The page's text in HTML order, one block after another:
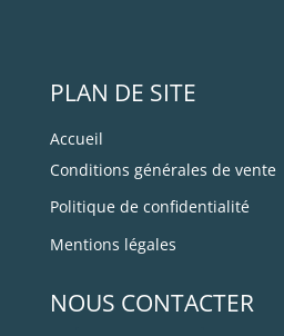
PLAN DE SITE
Accueil
Conditions générales de vente
Politique de confidentialité
Mentions légales
NOUS CONTACTER